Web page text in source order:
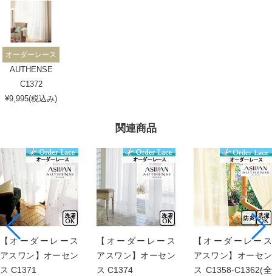
関連商品
【オーダーレース
アスワン】オーセン
ス C1371
【オーダーレース
アスワン】オーセン
ス C1374
【オーダーレース
アスワン】オーセン
ス C1358-C1362(全
オーダーレース
AUTHENSE
C1372
¥9,995(税込み)